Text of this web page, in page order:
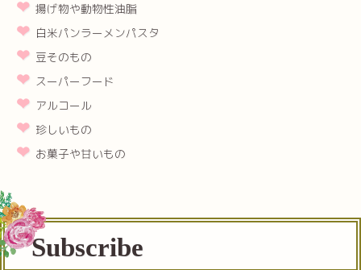
揚げ物や動物性油脂
白米パンラーメンパスタ
豆そのもの
スーパーフード
アルコール
珍しいもの
お菓子や甘いもの
Subscribe